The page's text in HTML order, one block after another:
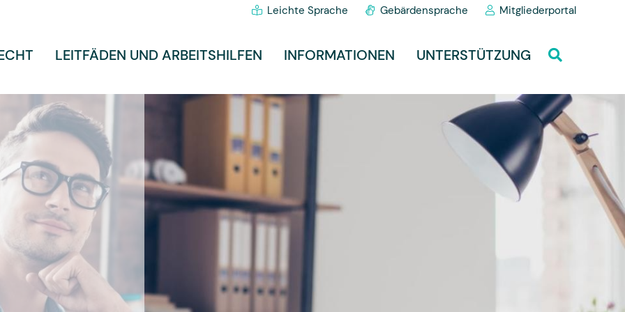
Leichte Sprache Gebärdensprache Mitgliederportal
LEITFÄDEN UND ARBEITSHILFEN INFORMATIONEN UNTERSTÜTZUNG